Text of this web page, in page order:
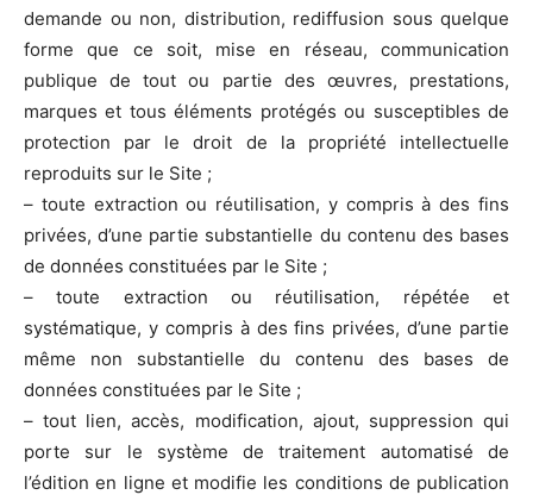
demande ou non, distribution, rediffusion sous quelque
forme que ce soit, mise en réseau, communication
publique de tout ou partie des œuvres, prestations,
marques et tous éléments protégés ou susceptibles de
protection par le droit de la propriété intellectuelle
reproduits sur le Site ;
– toute extraction ou réutilisation, y compris à des fins
privées, d’une partie substantielle du contenu des bases
de données constituées par le Site ;
– toute extraction ou réutilisation, répétée et
systématique, y compris à des fins privées, d’une partie
même non substantielle du contenu des bases de
données constituées par le Site ;
– tout lien, accès, modification, ajout, suppression qui
porte sur le système de traitement automatisé de
l’édition en ligne et modifie les conditions de publication